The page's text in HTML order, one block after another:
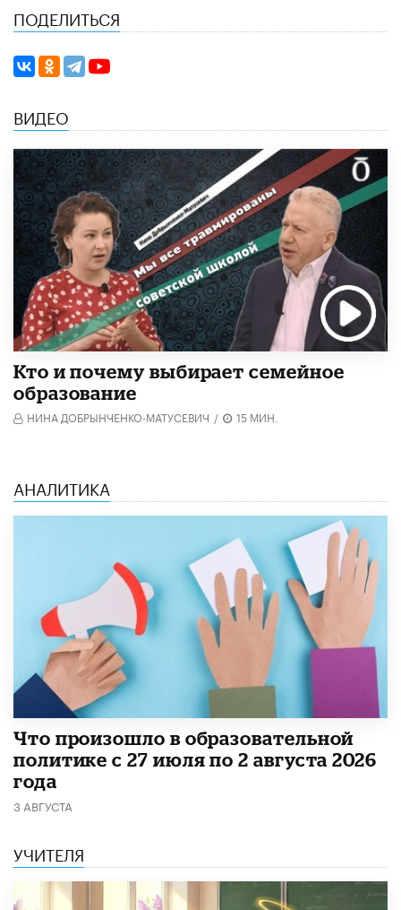
ПОДЕЛИТЬСЯ
ВИДЕО
Кто и почему выбирает семейное
образование
НИНА ДОБРЫНЧЕНКО-МАТУСЕВИЧ / 15 МИН.
АНАЛИТИКА
​Что произошло в образовательной
политике с 27 июля по 2 августа 2026
года
3 АВГУСТА
УЧИТЕЛЯ